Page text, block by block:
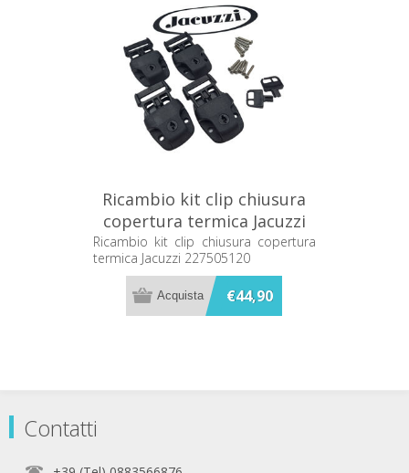
Ricambio kit clip chiusura
copertura termica Jacuzzi
227505120
Ricambio kit clip chiusura copertura
termica Jacuzzi 227505120
€44,90
Contatti